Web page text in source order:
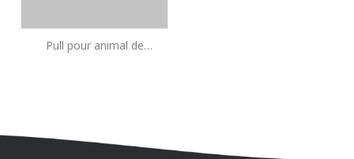
Pull pour animal de